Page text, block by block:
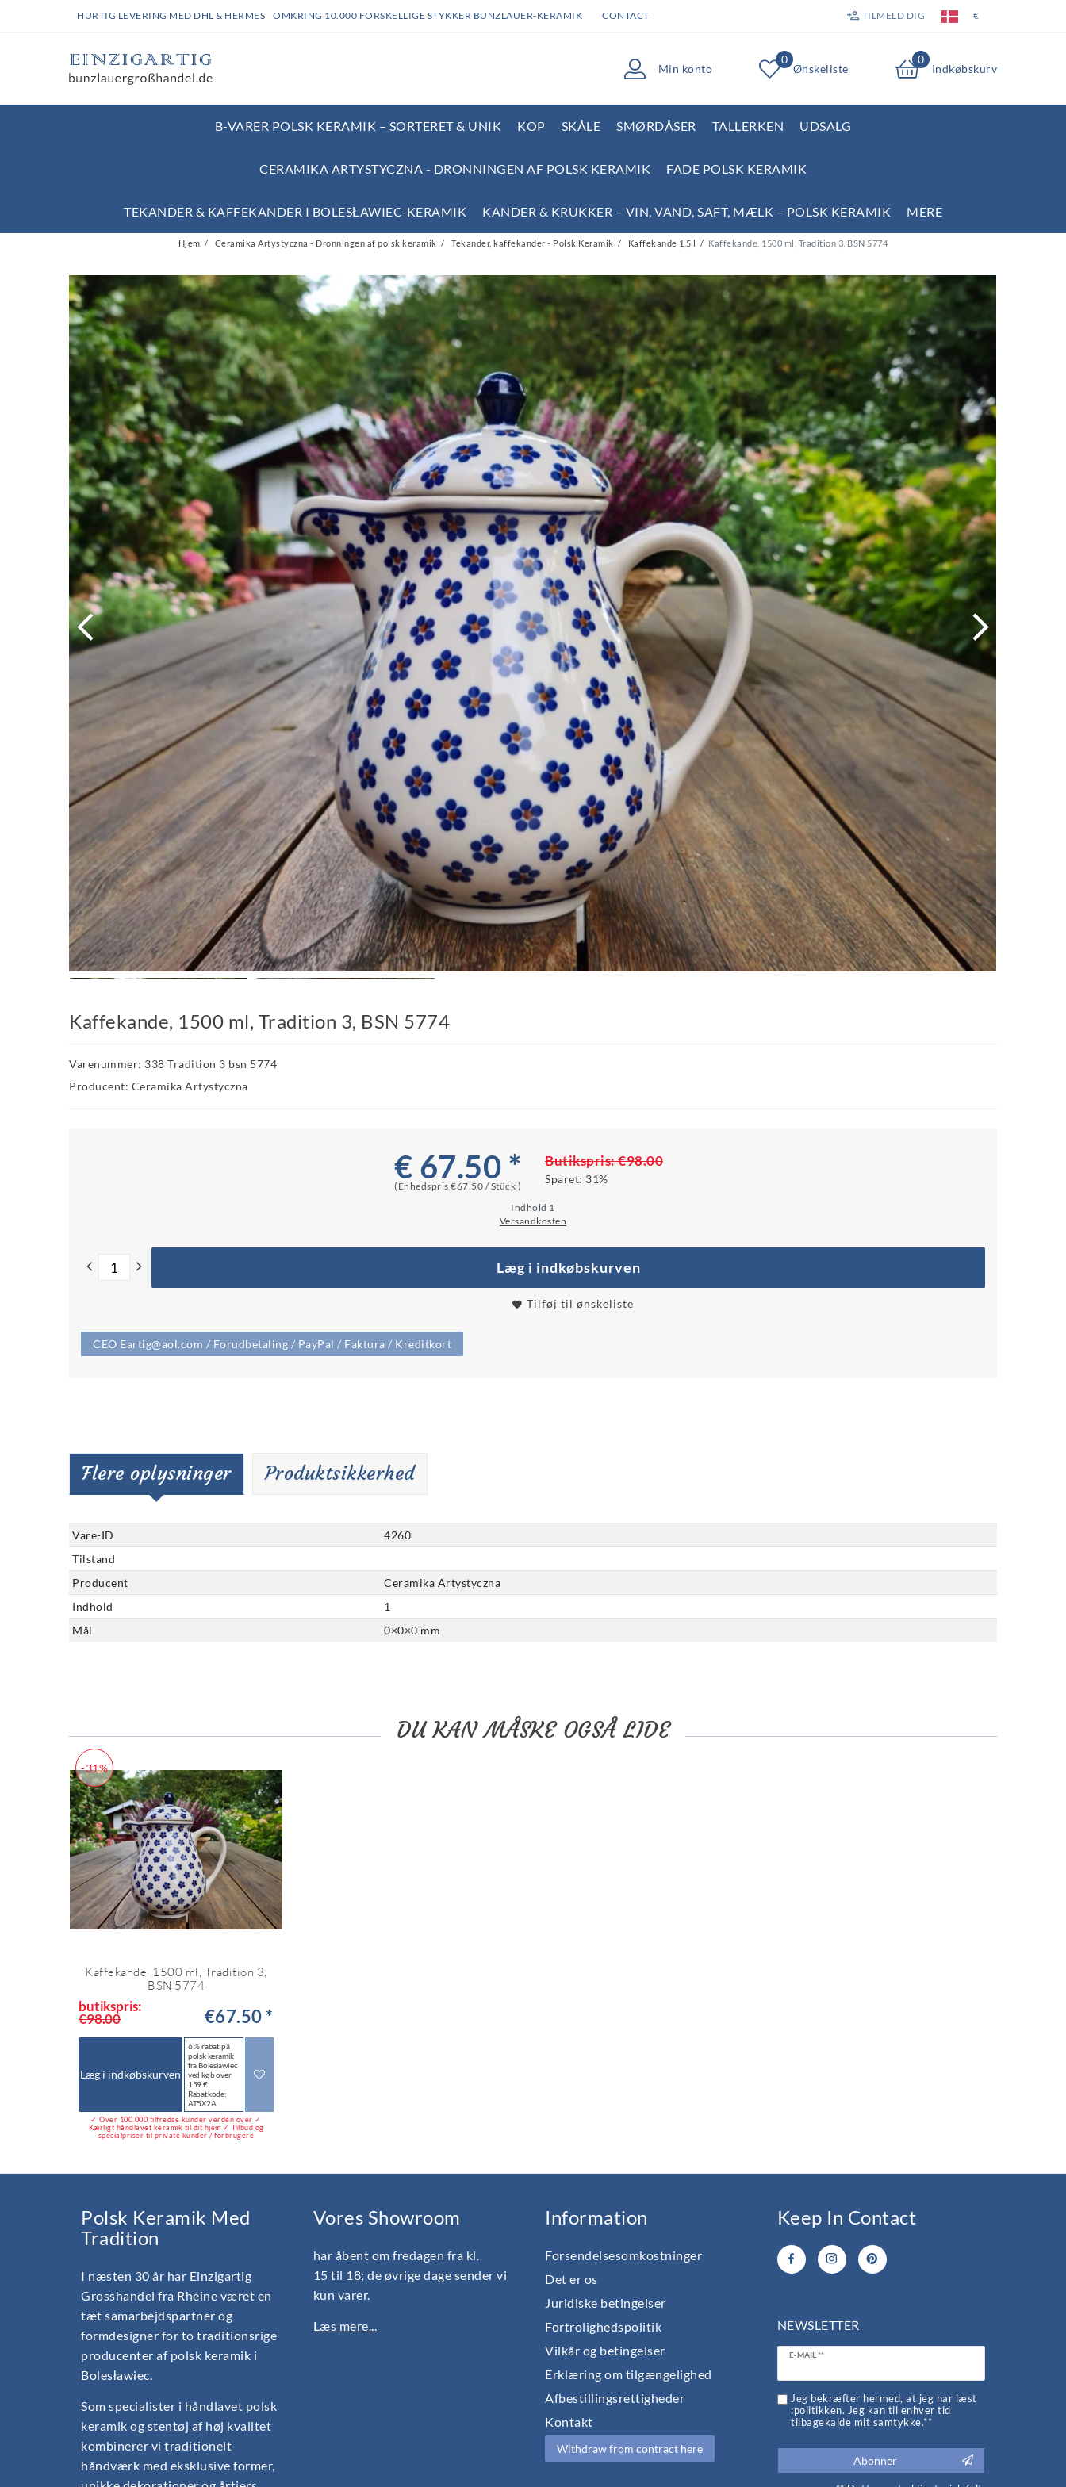
HURTIG LEVERING MED DHL & HERMES OMKRING 10.000 FORSKELLIGE STYKKER BUNZLAUER-KERAMIK CONTACT TILMELD DIG €
Min konto
0
Ønskeliste
0
Indkøbskurv
B-VARER POLSK KERAMIK – SORTERET & UNIK KOP SKÅLE SMØRDÅSER TALLERKEN UDSALG
CERAMIKA ARTYSTYCZNA - DRONNINGEN AF POLSK KERAMIK FADE POLSK KERAMIK
TEKANDER & KAFFEKANDER I BOLESŁAWIEC-KERAMIK KANDER & KRUKKER – VIN, VAND, SAFT, MÆLK – POLSK KERAMIK MERE
Hjem Ceramika Artystyczna - Dronningen af polsk keramik Tekander, kaffekander - Polsk Keramik Kaffekande 1,5 l Kaffekande, 1500 ml, Tradition 3, BSN 5774
Kaffekande, 1500 ml, Tradition 3, BSN 5774
Varenummer: 338 Tradition 3 bsn 5774
Producent: Ceramika Artystyczna
€ 67.50 *
(Enhedspris €67.50 / Stück )
Butikspris:€98.00
Sparet: 31%
Indhold 1
Versandkosten
Læg i indkøbskurven
Tilføj til ønskeliste
CEO Eartig@aol.com / Forudbetaling / PayPal / Faktura / Kreditkort
Flere oplysninger Produktsikkerhed
Vare-ID
4260
Tilstand
Producent
Ceramika Artystyczna
Indhold
1
Mål
0×0×0 mm
DU KAN MÅSKE OGSÅ LIDE
-31%
Kaffekande, 1500 ml, Tradition 3,
BSN 5774
butikspris:
€98.00 €67.50 *
Læg i indkøbskurven
6 % rabat på
polsk keramik
fra Bolesławiec
ved køb over
159 €
Rabatkode:
AT5X2A
✓ Over 100.000 tilfredse kunder verden over ✓
Kærligt håndlavet keramik til dit hjem ✓ Tilbud og
specialpriser til private kunder / forbrugere
Polsk Keramik Med
Tradition
I næsten 30 år har Einzigartig
Grosshandel fra Rheine været en
tæt samarbejdspartner og
formdesigner for to traditionsrige
producenter af polsk keramik i
Bolesławiec.
Som specialister i håndlavet polsk
keramik og stentøj af høj kvalitet
kombinerer vi traditionelt
håndværk med eksklusive former,
Vores Showroom
har åbent om fredagen fra kl.
15 til 18; de øvrige dage sender vi
kun varer.
Læs mere...
Information
Forsendelsesomkostninger
Det er os
Juridiske betingelser
Fortrolighedspolitik
Vilkår og betingelser
Erklæring om tilgængelighed
Afbestillingsrettigheder
Kontakt
Withdraw from contract here
Keep In Contact
NEWSLETTER
E-MAIL **
Ceres::Template.newsletterHoneypotLabel
Jeg bekræfter hermed, at jeg har læst
:politikken. Jeg kan til enhver tid
tilbagekalde mit samtykke.**
Abonner